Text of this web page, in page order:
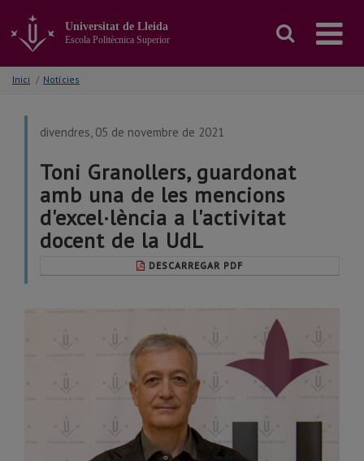
contingut
principal
Universitat de Lleida
Escola Politècnica Superior
Inici / Notícies
divendres, 05 de novembre de 2021
Toni Granollers, guardonat
amb una de les mencions
d'excel·lència a l'activitat
docent de la UdL
DESCARREGAR PDF